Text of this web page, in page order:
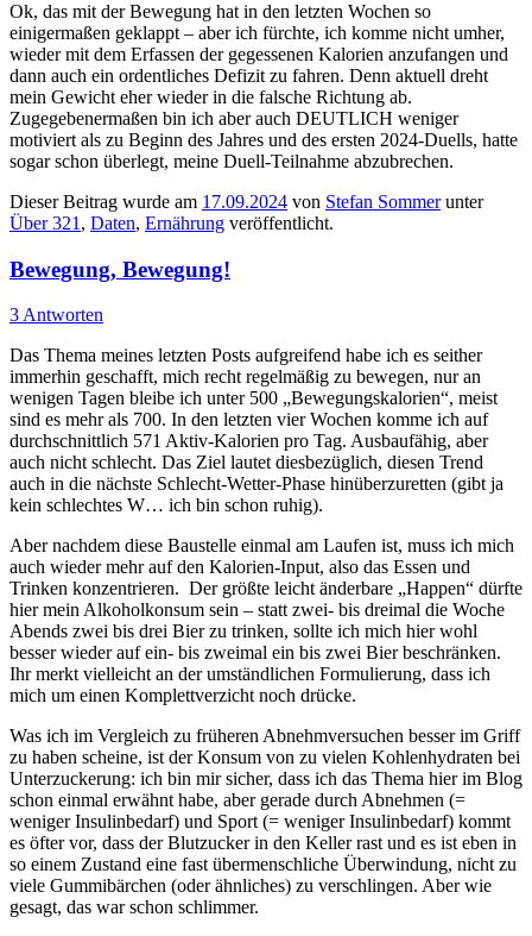
Ok, das mit der Bewegung hat in den letzten Wochen so
einigermaßen geklappt – aber ich fürchte, ich komme nicht umher,
wieder mit dem Erfassen der gegessenen Kalorien anzufangen und
dann auch ein ordentliches Defizit zu fahren. Denn aktuell dreht
mein Gewicht eher wieder in die falsche Richtung ab.
Zugegebenermaßen bin ich aber auch DEUTLICH weniger
motiviert als zu Beginn des Jahres und des ersten 2024-Duells, hatte
sogar schon überlegt, meine Duell-Teilnahme abzubrechen.
Dieser Beitrag wurde am 17.09.2024 von Stefan Sommerunter
Über 321 , Daten, Ernährung veröffentlicht.
Bewegung, Bewegung!
3 Antworten
Das Thema meines letzten Posts aufgreifend habe ich es seither
immerhin geschafft, mich recht regelmäßig zu bewegen, nur an
wenigen Tagen bleibe ich unter 500 „Bewegungskalorien“, meist
sind es mehr als 700. In den letzten vier Wochen komme ich auf
durchschnittlich 571 Aktiv-Kalorien pro Tag. Ausbaufähig, aber
auch nicht schlecht. Das Ziel lautet diesbezüglich, diesen Trend
auch in die nächste Schlecht-Wetter-Phase hinüberzuretten (gibt ja
kein schlechtes W… ich bin schon ruhig).
Aber nachdem diese Baustelle einmal am Laufen ist, muss ich mich
auch wieder mehr auf den Kalorien-Input, also das Essen und
Trinken konzentrieren. Der größte leicht änderbare „Happen“ dürfte
hier mein Alkoholkonsum sein – statt zwei- bis dreimal die Woche
Abends zwei bis drei Bier zu trinken, sollte ich mich hier wohl
besser wieder auf ein- bis zweimal ein bis zwei Bier beschränken.
Ihr merkt vielleicht an der umständlichen Formulierung, dass ich
mich um einen Komplettverzicht noch drücke.
Was ich im Vergleich zu früheren Abnehmversuchen besser im Griff
zu haben scheine, ist der Konsum von zu vielen Kohlenhydraten bei
Unterzuckerung: ich bin mir sicher, dass ich das Thema hier im Blog
schon einmal erwähnt habe, aber gerade durch Abnehmen (=
weniger Insulinbedarf) und Sport (= weniger Insulinbedarf) kommt
es öfter vor, dass der Blutzucker in den Keller rast und es ist eben in
so einem Zustand eine fast übermenschliche Überwindung, nicht zu
viele Gummibärchen (oder ähnliches) zu verschlingen. Aber wie
gesagt, das war schon schlimmer.